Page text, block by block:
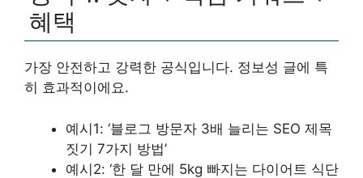
혜택
가장 안전하고 강력한 공식입니다. 정보성 글에 특
히 효과적이에요.
예시1: ‘블로그 방문자 3배 늘리는 SEO 제목
짓기 7가지 방법’
예시2: ‘한 달 만에 5kg 빠지는 다이어트 식단